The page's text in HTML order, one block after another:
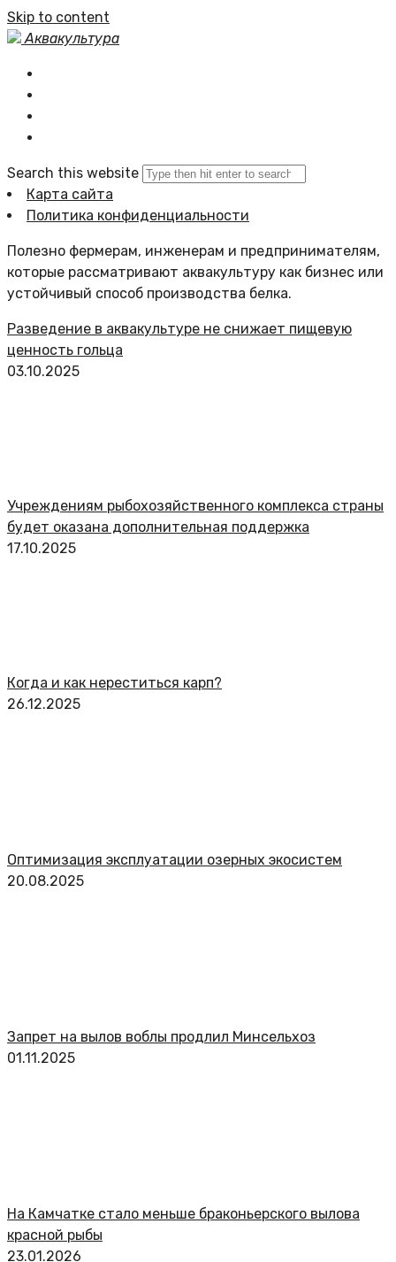
Skip to content
Аквакультура
Search this website
Карта сайта
Политика конфиденциальности
Полезно фермерам, инженерам и предпринимателям,
которые рассматривают аквакультуру как бизнес или
устойчивый способ производства белка.
Разведение в аквакультуре не снижает пищевую
ценность гольца
03.10.2025
Учреждениям рыбохозяйственного комплекса страны
будет оказана дополнительная поддержка
17.10.2025
Когда и как нереститься карп?
26.12.2025
Оптимизация эксплуатации озерных экосистем
20.08.2025
Запрет на вылов воблы продлил Минсельхоз
01.11.2025
На Камчатке стало меньше браконьерского вылова
красной рыбы
23.01.2026